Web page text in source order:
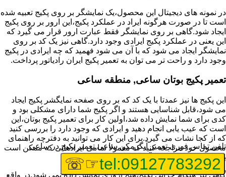
در نمونه های دیجیتال این محصول،یک نمایشگر بر روی پکیج تعبیه شده
است تا در صورت هرگونه ایراد در عملکرد پکیج،این ارور بر روی پکیج
ایجاد شود.گاهی بر روی نمایشگر فقط عبارت ارور قرار می گیرد که
این یعنی در عملکرد پکیج ایرادی وجود دارد.گاهی نیز یک کد بر روی
نمایشگر ایجاد می شود که با آن می شود فهمید که چه ایرادی در پکیج
وجود دارد و راحت تر می توان به تعمیر پکیج ایران رادیاتور پرداخت.
تعمیر پکیج بوتان ساعی, منطقه ساعی
این پکیج ها نیز عمدتا با یک کد که بر روی صفحه نمایگشر پکیج ایجاد
می شود،قابل شناسایی هستند و اگر پکیج شما دارای مشکلی بود و
کدی برای شما نمایش داده شد،اولین کار برای تعمیر پکیج بوتان،این
است که عیب یابی انجام دهید و ایرادی که وجود دارد را بررسی کنید
که از کجا نشات می گیرد.برای این کار می توانید به دفترچه راهنمای
محصول خود مراجعه کنید که معمولا تمامی ایرادهایی که ممکن است
برای پکیج پیش بیاید در آن قرار گرفته است.
گاهی نیز هنگام خرابی پکیج،هیچ اروری نمایش داده نمی شود.در واقع
تلفن تماس فوریتعمیر آبگرمکن ساعی,تعمیر پکیج در ساعی
tel:09127783292
☞☏